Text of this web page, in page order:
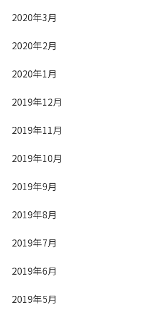
2020年3月
2020年2月
2020年1月
2019年12月
2019年11月
2019年10月
2019年9月
2019年8月
2019年7月
2019年6月
2019年5月